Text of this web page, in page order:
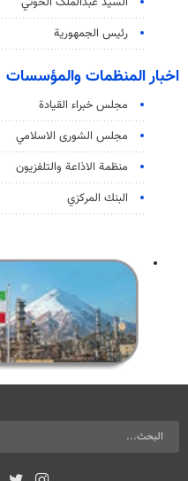
رئيس الجمهورية
اخبار المنظمات والمؤسسات
مجلس خبراء القيادة
مجلس الشورى الاسلامي
منظمة الاذاعة والتلفزیون
البنك المركزي